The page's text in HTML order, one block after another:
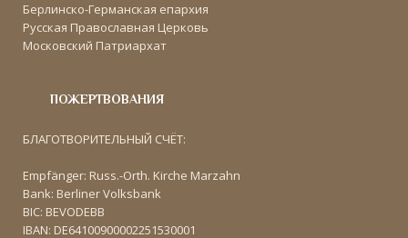
Берлинско-Германская епархия
Русская Православная Церковь
Московский Патриархат
ПОЖЕРТВОВАНИЯ
БЛАГОТВОРИТЕЛЬНЫЙ СЧЁТ:
Empfänger: Russ.-Orth. Kirche Marzahn
Bank: Berliner Volksbank
BIC: BEVODEBB
IBAN: DE64100900002251530001